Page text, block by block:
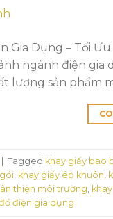
Gia Dụng – Tối
ngành điện gia
lượng sản phẩm
Tagged khay giấy bao
, khay giấy ép khuôn,
thiện môi trường,
điện gia dụng